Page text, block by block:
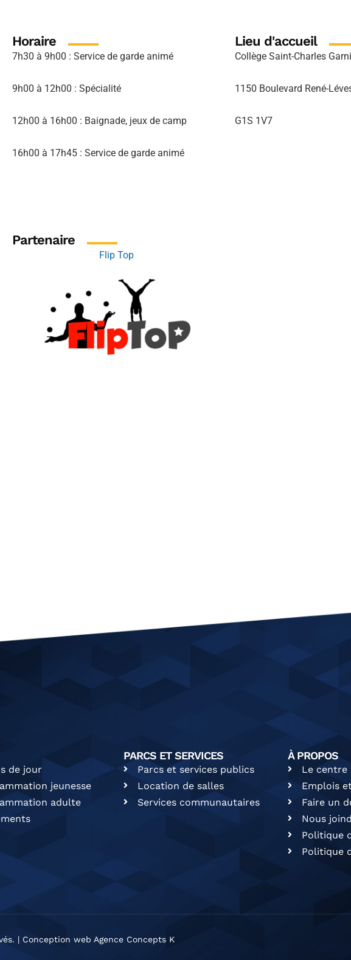
Horaire
7h30 à 9h00 : Service de garde animé
9h00 à 12h00 : Spécialité
12h00 à 16h00 : Baignade, jeux de camp
16h00 à 17h45 : Service de garde animé
Lieu d'accueil
Collège Saint-Charles
1150 Boulevard René-
G1S 1V7
Partenaire
Flip Top
de jour
jeunesse
adulte
PARCS ET SERVICES
Parcs et services publics
Location de salles
Services communautaires
À PROPOS
Le centre
Emplois
Faire un
Nous
Politique
Politique
| Conception web Agence Concepts K